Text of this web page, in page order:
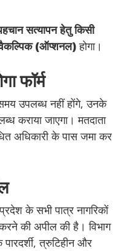
सत्यापन हेतु किसी
वैकल्पिक (ऑप्शनल)होगा।
फॉर्म
उपलब्ध नहीं होंगे, उनके
कराया जाएगा। मतदाता
अधिकारी के पास जमा कर
के सभी पात्र नागरिकों
की अपील की है। विभाग
त्रुटिहीन और